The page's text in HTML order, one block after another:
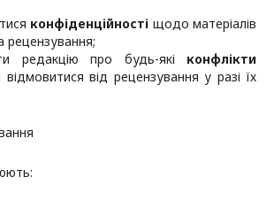
конфіденційності щодо матеріалів
рецензування;
редакцію про будь-які конфлікти
відмовитися від рецензування у разі їх